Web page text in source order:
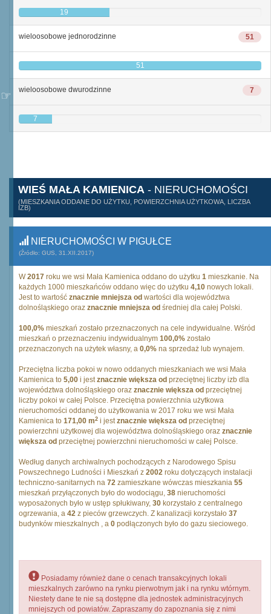
19
51
wieloosobowe jednorodzinne
51
7
wieloosobowe dwurodzinne
7
WIEŚ MAŁA KAMIENICA - NIERUCHOMOŚCI
(MIESZKANIA ODDANE DO UŻYTKU, POWIERZCHNIA UŻYTKOWA, LICZBA
IZB)
NIERUCHOMOŚCI W PIGUŁCE
(Źródło: GUS, 31.XII.2017)
W2017 roku we wsi Mała Kamienica oddano do użytku 1 mieszkanie. Na
każdych 1000 mieszkańców oddano więc do użytku 4,10 nowych lokali.
Jest to wartość znacznie mniejsza od wartości dla województwa
dolnośląskiego oraz znacznie mniejsza od średniej dla całej Polski.
100,0% mieszkań zostało przeznaczonych na cele indywidualne. Wśród
mieszkań o przeznaczeniu indywidualnym 100,0% zostało
przeznaczonych na użytek własny, a 0,0% na sprzedaż lub wynajem.
Przeciętna liczba pokoi w nowo oddanych mieszkaniach we wsi Mała
Kamienica to 5,00 i jestznacznie większa od przeciętnej liczby izb dla
województwa dolnośląskiego oraz znacznie większa od przeciętnej
liczby pokoi w całej Polsce. Przeciętna powierzchnia użytkowa
nieruchomości oddanej do użytkowania w 2017 roku we wsi Mała
Kamienica to 171,00 m2 i jestznacznie większa od przeciętnej
powierzchni użytkowej dla województwa dolnośląskiego oraz znacznie
większa od przeciętnej powierzchni nieruchomości w całej Polsce.
Według danych archiwalnych pochodzących z Narodowego Spisu
Powszechnego Ludności i Mieszkań z 2002 roku dotyczących instalacji
techniczno-sanitarnych na 72 zamieszkane wówczas mieszkania 55
mieszkań przyłączonych było do wodociągu, 38 nieruchomości
wyposażonych było w ustęp spłukiwany, 30 korzystało z centralnego
ogrzewania, a 42 z pieców grzewczych. Z kanalizacji korzystało 37
budynków mieszkalnych , a 0 podłączonych było do gazu sieciowego.
Posiadamy również dane o cenach transakcyjnych lokali
mieszkalnych zarówno na rynku pierwotnym jak i na rynku wtórnym.
Niestety dane te nie są dostępne dla jednostek administracyjnych
mniejszych od powiatów. Zapraszamy do zapoznania się z nimi